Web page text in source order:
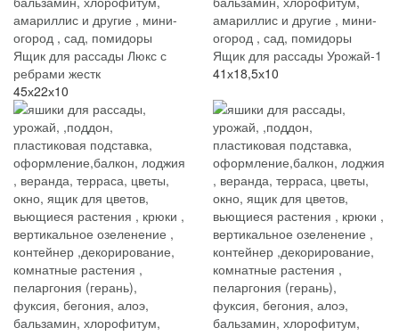
Ящик для рассады Люкс с
ребрами жестк
45х22х10
Ящик для рассады Урожай-1
41х18,5х10